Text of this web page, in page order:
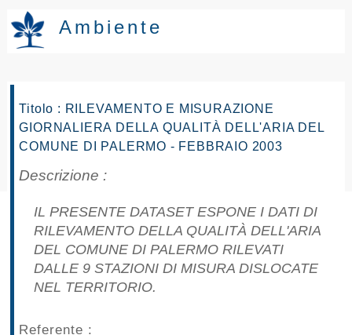
Archivio
Dataset
dataset
Report
Archivio
Documenti
Ambiente
Titolo : RILEVAMENTO E MISURAZIONE
GIORNALIERA DELLA QUALITÀ DELL'ARIA DEL
COMUNE DI PALERMO - FEBBRAIO 2003
Descrizione :
IL PRESENTE DATASET ESPONE I DATI DI
RILEVAMENTO DELLA QUALITÀ DELL'ARIA
DEL COMUNE DI PALERMO RILEVATI
DALLE 9 STAZIONI DI MISURA DISLOCATE
NEL TERRITORIO.
Referente :